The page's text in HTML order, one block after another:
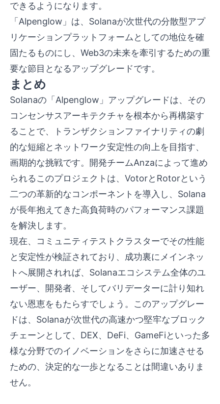
できるようになります。
「Alpenglow」は、Solanaが次世代の分散型アプ
リケーションプラットフォームとしての地位を確
固たるものにし、Web3の未来を牽引するための重
要な節目となるアップグレードです。
まとめ
Solanaの「Alpenglow」アップグレードは、その
コンセンサスアーキテクチャを根本から再構築す
ることで、トランザクションファイナリティの劇
的な短縮とネットワーク安定性の向上を目指す、
画期的な挑戦です。開発チームAnzaによって進め
られるこのプロジェクトは、VotorとRotorという
二つの革新的なコンポーネントを導入し、Solana
が長年抱えてきた高負荷時のパフォーマンス課題
を解決します。
現在、コミュニティテストクラスターでその性能
と安定性が検証されており、成功裏にメインネッ
トへ展開されれば、Solanaエコシステム全体のユ
ーザー、開発者、そしてバリデーターに計り知れ
ない恩恵をもたらすでしょう。このアップグレー
ドは、Solanaが次世代の高速かつ堅牢なブロック
チェーンとして、DEX、DeFi、GameFiといった多
様な分野でのイノベーションをさらに加速させる
ための、決定的な一歩となることは間違いありま
せん。